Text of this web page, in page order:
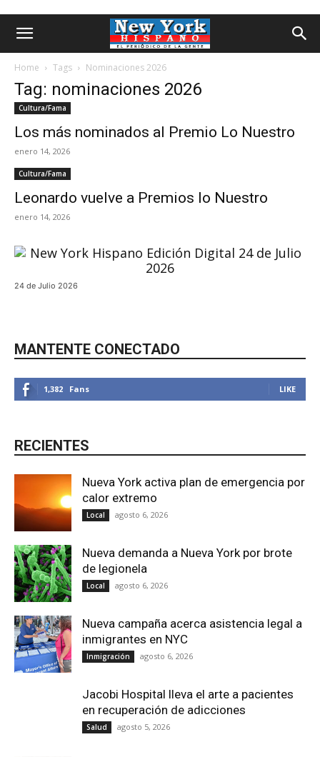
Home Tags Nominaciones 2026
Tag: nominaciones 2026
Cultura/Fama
Los más nominados al Premio Lo Nuestro
enero 14, 2026
Cultura/Fama
Leonardo vuelve a Premios lo Nuestro
enero 14, 2026
24 de Julio 2026
MANTENTE CONECTADO
1,382 Fans LIKE
RECIENTES
Nueva York activa plan de emergencia por
calor extremo
Local agosto 6, 2026
Nueva demanda a Nueva York por brote
de legionela
Local agosto 6, 2026
Nueva campaña acerca asistencia legal a
inmigrantes en NYC
Inmigración agosto 6, 2026
Jacobi Hospital lleva el arte a pacientes
en recuperación de adicciones
Salud agosto 5, 2026